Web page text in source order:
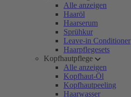
Alle anzeigen
Haaröl
Haarserum
Sprühkur
Leave-in Conditioner
Haarpflegesets
Kopfhautpflege
Alle anzeigen
Kopfhaut-Öl
Kopfhautpeeling
Haarwasser